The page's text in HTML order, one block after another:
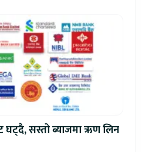
सस्तो ब्याजमा ऋण लिन